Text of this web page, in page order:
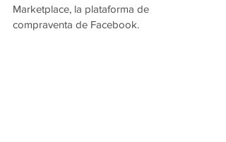
Marketplace, la plataforma de
compraventa de Facebook.